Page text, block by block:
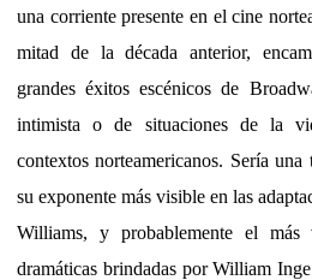
una corriente presente en el cine
mitad de la década anterior,
grandes éxitos escénicos de
intimista o de situaciones de la
contextos norteamericanos. Sería
su exponente más visible en las
Williams, y probablemente el más
dramáticas brindadas por William